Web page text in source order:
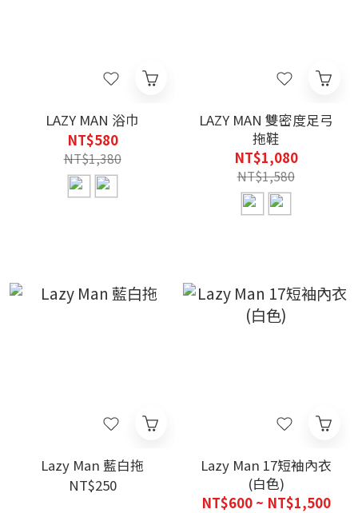
LAZY MAN 浴巾
NT$580
NT$1,380
LAZY MAN 雙密度足弓
拖鞋
NT$1,080
NT$1,580
Lazy Man 藍白拖
NT$250
Lazy Man 17短袖內衣
(白色)
NT$600 ~ NT$1,500